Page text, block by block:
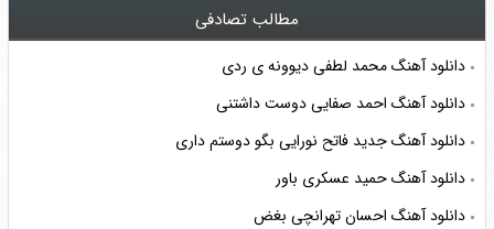
مطالب تصادفی
دانلود آهنگ محمد لطفی دیوونه ی ردی
دانلود آهنگ احمد صفایی دوست داشتنی
دانلود آهنگ جدید فاتح نورایی بگو دوستم داری
دانلود آهنگ حمید عسکری باور
دانلود آهنگ احسان تهرانچی بغض